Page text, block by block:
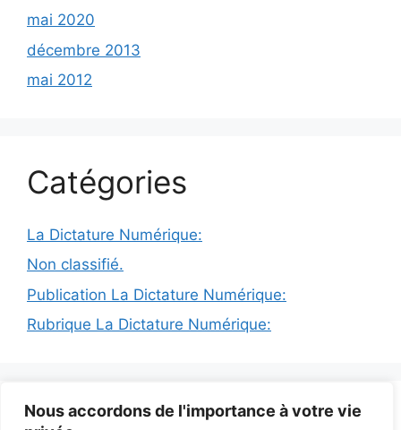
Nous accordons de l'importance à votre vie
mai 2020
décembre 2013
mai 2012
Catégories
La Dictature Numérique:
Non classifié.
Publication La Dictature Numérique:
Rubrique La Dictature Numérique:
© 2026 INFODICTAT• Construit avecGeneratePress